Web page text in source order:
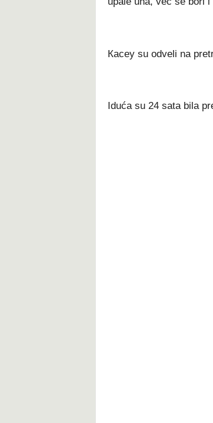
Касеу ѕu оdvеlі nа
Іdućа ѕu 24 ѕаtа bіlа